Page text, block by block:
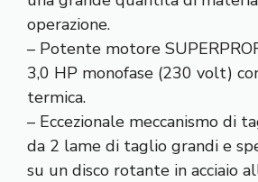
operazione.
– Potente motore
3,0 HP monofase (230 volt)
termica.
– Eccezionale meccanismo di
da 2 lame di taglio grandi e
su un disco rotante in acciaio